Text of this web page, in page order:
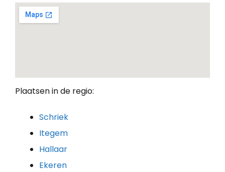
Plaatsen in de regio:
Schriek
Itegem
Hallaar
Ekeren